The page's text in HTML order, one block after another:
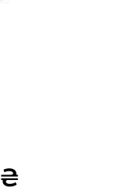
₴